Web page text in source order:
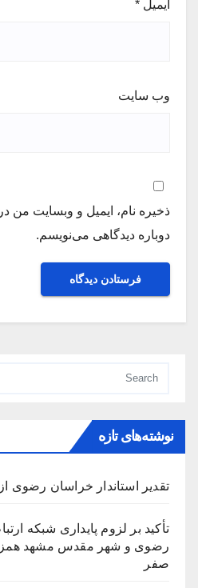
ایمیل *
وب‌ سایت
ذخیره نام، ایمیل و وبسایت من
دوباره دیدگاهی می‌نویسم.
نوشته‌های تازه
تقدیر استاندار خراسان رضوی
تأکید بر لزوم پایداری شبکه
رضوی و شهر مقدس مشهد
صفر